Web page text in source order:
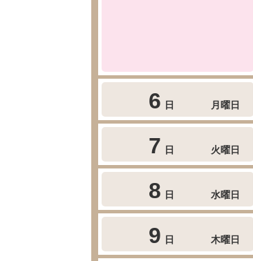
6 日 月曜日
7 日 火曜日
8 日 水曜日
9 日 木曜日